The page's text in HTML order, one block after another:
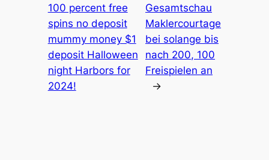
100 percent free
spins no deposit
mummy money $1
deposit Halloween
night Harbors for
2024!
Gesamtschau
Maklercourtage
bei solange bis
nach 200, 100
Freispielen an
→